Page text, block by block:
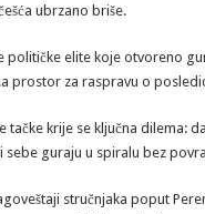
ubrzano briše.
političke elite koje otvoreno
prostor za raspravu o
tačke krije se ključna dilema:
sebe guraju u spiralu bez
stručnjaka poput